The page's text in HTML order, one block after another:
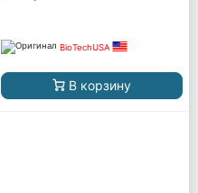
BioTechUSA
В корзину